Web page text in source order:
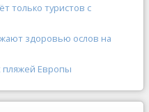
только туристов с
здоровью ослов на
пляжей Европы